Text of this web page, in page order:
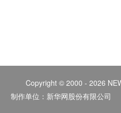
Copyright © 2000 - 2026
制作单位：新华网股份有限公